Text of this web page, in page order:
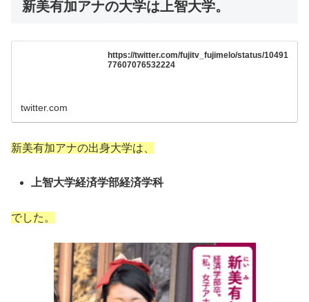
新美有加アナの大学は上智大学。
https://twitter.com/fujitv_fujimelo/status/10491
77607076532224
twitter.com
新美有加アナの出身大学は、
上智大学経済学部経済学科
でした。